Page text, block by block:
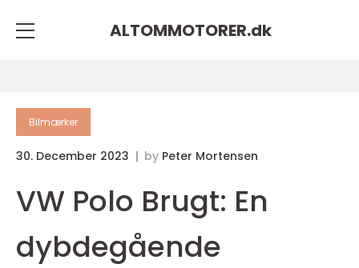
ALTOMMOTORER.dk
Bilmærker
30. December 2023 by Peter Mortensen
VW Polo Brugt: En
dybdegående